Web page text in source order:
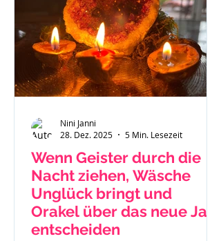
Wenn Geister durch die
Nacht ziehen, Wäsche
Unglück bringt und
Orakel über das neue Jahr
entscheiden
Nini Janni
28. Dez. 2025
5 Min. Lesezeit